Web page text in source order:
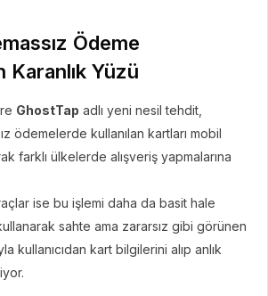
Ödeme
Karanlık Yüzü
GhostTap adlı yeni nesil tehdit,
ödemelerde kullanılan kartları mobil
farklı ülkelerde alışveriş yapmalarına
ise bu işlemi daha da basit hale
sahte ama zararsız gibi görünen
kullanıcıdan kart bilgilerini alıp anlık